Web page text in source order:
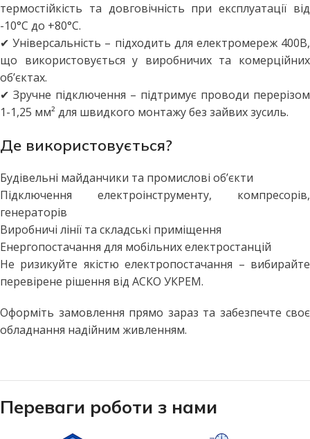
термостійкість та довговічність при експлуатації від
-10°C до +80°C.
✔ Універсальність – підходить для електромереж 400В,
що використовується у виробничих та комерційних
об’єктах.
✔ Зручне підключення – підтримує проводи перерізом
1-1,25 мм² для швидкого монтажу без зайвих зусиль.
Де використовується?
Будівельні майданчики та промислові об’єкти
Підключення електроінструменту, компресорів,
генераторів
Виробничі лінії та складські приміщення
Енергопостачання для мобільних електростанцій
Не ризикуйте якістю електропостачання – вибирайте
перевірене рішення від АСКО УКРЕМ.
Оформіть замовлення прямо зараз та забезпечте своє
обладнання надійним живленням.
Переваги роботи з нами